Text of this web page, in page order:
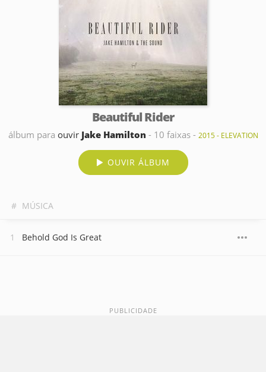
Beautiful Rider
álbum para ouvir Jake Hamilton - 10 faixas - 2015 - ELEVATION
OUVIR ÁLBUM
# MÚSICA
Behold God Is Great